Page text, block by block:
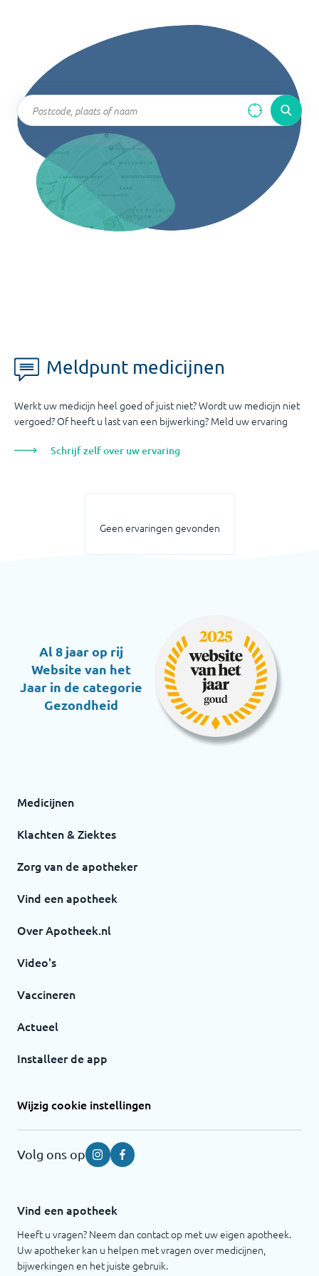
Meldpunt medicijnen
Werkt uw medicijn heel goed of juist niet? Wordt uw medicijn niet
vergoed? Of heeft u last van een bijwerking? Meld uw ervaring
Schrijf zelf over uw ervaring
Geen ervaringen gevonden
Al 8 jaar op rij
Website van het
Jaar in de categorie
Gezondheid
Medicijnen
Klachten & Ziektes
Zorg van de apotheker
Vind een apotheek
Over Apotheek.nl
Video's
Vaccineren
Actueel
Installeer de app
Wijzig cookie instellingen
Volg ons op InstagramFacebook
Vind een apotheek
Heeft u vragen? Neem dan contact op met uw eigen apotheek.
Uw apotheker kan u helpen met vragen over medicijnen,
bijwerkingen en het juiste gebruik.